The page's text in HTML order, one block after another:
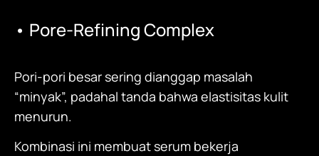
• Pore-Refining Complex
Pori-pori besar sering dianggap masalah
“minyak”, padahal tanda bahwa elastisitas kulit
menurun.
Kombinasi ini membuat serum bekerja